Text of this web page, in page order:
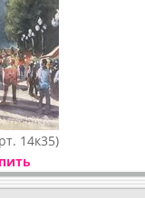
14к35)